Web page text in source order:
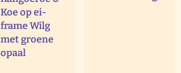
Koe op ei-
frame Wilg
met groene
opaal